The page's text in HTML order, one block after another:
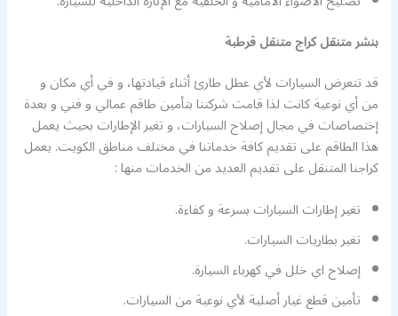
بنشر متنقل كراج متنقل قرطبة
قد تتعرض السيارات لأي عطل طارئ أثناء قيادتها، و في أي مكان و
من أي نوعية كانت لذا قامت شركتنا بتأمين طاقم عمالي و فني و بعدة
إختصاصات في مجال إصلاح السيارات، و تغير الإطارات بحيث يعمل
هذا الطاقم على تقديم كافة خدماتنا في مختلف مناطق الكويت. يعمل
كراجنا المتنقل على تقديم العديد من الخدمات منها :
تغير إطارات السيارات بسرعة و كفاءة.
تغير بطاريات السيارات.
إصلاح اي خلل في كهرباء السيارة.
تأمين قطع غيار أصلية لأي نوعية من السيارات.